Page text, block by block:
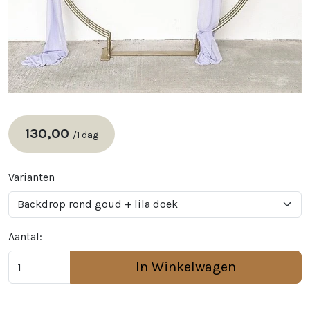
130,00 /1 dag
Varianten
Aantal:
In Winkelwagen